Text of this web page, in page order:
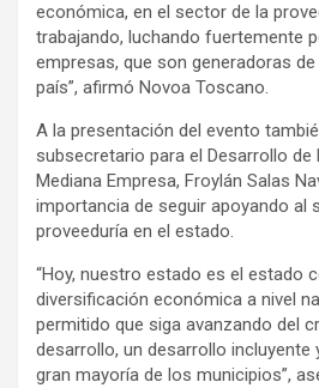
económica, en el sector de la
trabajando, luchando fuertemente
empresas, que son generadoras
país”, afirmó Novoa Toscano.
A la presentación del evento
subsecretario para el Desarrollo de
Mediana Empresa, Froylán Salas
importancia de seguir apoyando al
proveeduría en el estado.
“Hoy, nuestro estado es el estado
diversificación económica a nivel
permitido que siga avanzando del
desarrollo, un desarrollo incluyente
gran mayoría de los municipios”,